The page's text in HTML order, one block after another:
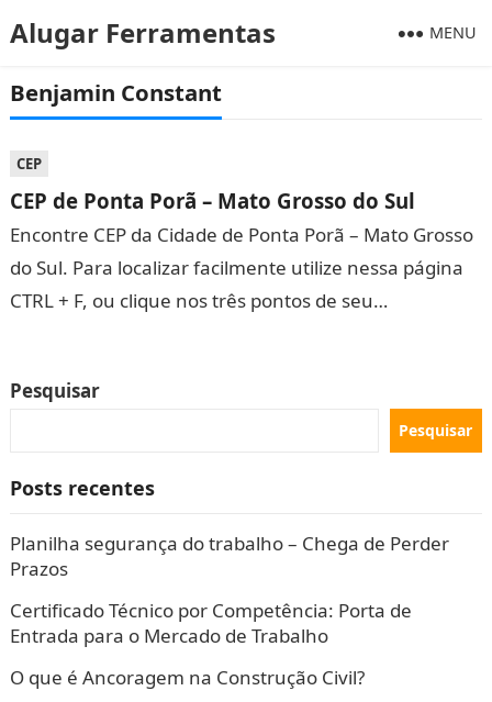
Alugar Ferramentas MENU
Benjamin Constant
CEP
CEP de Ponta Porã – Mato Grosso do Sul
Encontre CEP da Cidade de Ponta Porã – Mato Grosso
do Sul. Para localizar facilmente utilize nessa página
CTRL + F, ou clique nos três pontos de seu…
Pesquisar
Pesquisar
Posts recentes
Planilha segurança do trabalho – Chega de Perder
Prazos
Certificado Técnico por Competência: Porta de
Entrada para o Mercado de Trabalho
O que é Ancoragem na Construção Civil?